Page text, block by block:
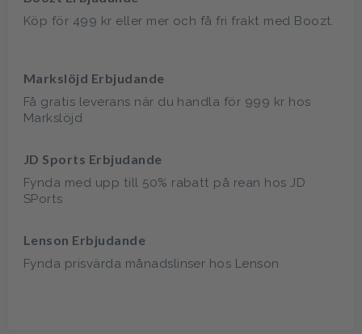
Köp för 499 kr eller mer och få fri frakt med Boozt.
Markslöjd Erbjudande
Få gratis leverans när du handla för 999 kr hos
Markslöjd
JD Sports Erbjudande
Fynda med upp till 50% rabatt på rean hos JD
SPorts
Lenson Erbjudande
Fynda prisvärda månadslinser hos Lenson